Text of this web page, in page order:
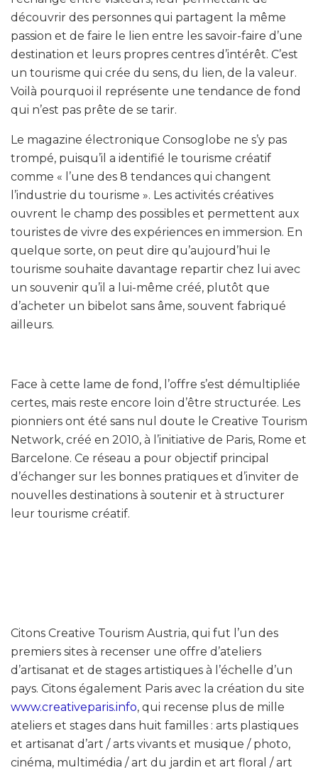
découvrir des personnes qui partagent la même
passion et de faire le lien entre les savoir-faire d’une
destination et leurs propres centres d’intérêt. C’est
un tourisme qui crée du sens, du lien, de la valeur.
Voilà pourquoi il représente une tendance de fond
qui n’est pas prête de se tarir.
Le magazine électronique Consoglobe ne s’y pas
trompé, puisqu’il a identifié le tourisme créatif
comme « l’une des 8 tendances qui changent
l’industrie du tourisme ». Les activités créatives
ouvrent le champ des possibles et permettent aux
touristes de vivre des expériences en immersion. En
quelque sorte, on peut dire qu’aujourd’hui le
tourisme souhaite davantage repartir chez lui avec
un souvenir qu’il a lui-même créé, plutôt que
d’acheter un bibelot sans âme, souvent fabriqué
ailleurs.
Face à cette lame de fond, l’offre s’est démultipliée
certes, mais reste encore loin d’être structurée. Les
pionniers ont été sans nul doute le Creative Tourism
Network, créé en 2010, à l’initiative de Paris, Rome et
Barcelone. Ce réseau a pour objectif principal
d’échanger sur les bonnes pratiques et d’inviter de
nouvelles destinations à soutenir et à structurer
leur tourisme créatif.
Citons Creative Tourism Austria, qui fut l’un des
premiers sites à recenser une offre d’ateliers
d’artisanat et de stages artistiques à l’échelle d’un
pays. Citons également Paris avec la création du site
www.creativeparis.info, qui recense plus de mille
ateliers et stages dans huit familles : arts plastiques
et artisanat d’art / arts vivants et musique / photo,
cinéma, multimédia / art du jardin et art floral / art